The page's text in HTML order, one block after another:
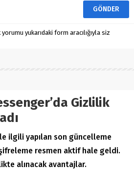
yukarıdaki form aracılığıyla siz
Gizlilik
ilgili yapılan son güncelleme
resmen aktif hale geldi.
alınacak avantajlar.